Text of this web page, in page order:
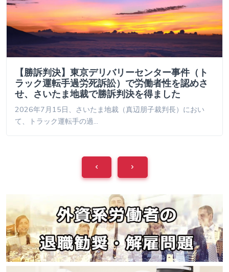
【勝訴判決】東京デリバリーセンター事件（ト
ラック運転手過労死訴訟）で労働者性を認めさ
せ、さいたま地裁で勝訴判決を得ました
2026年7月15日、さいたま地裁（真辺朋子裁判長）におい
て、トラック運転手の過…